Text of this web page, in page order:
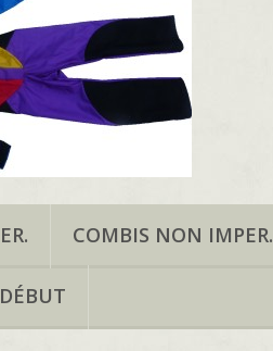
COMBIS NON IMPER.